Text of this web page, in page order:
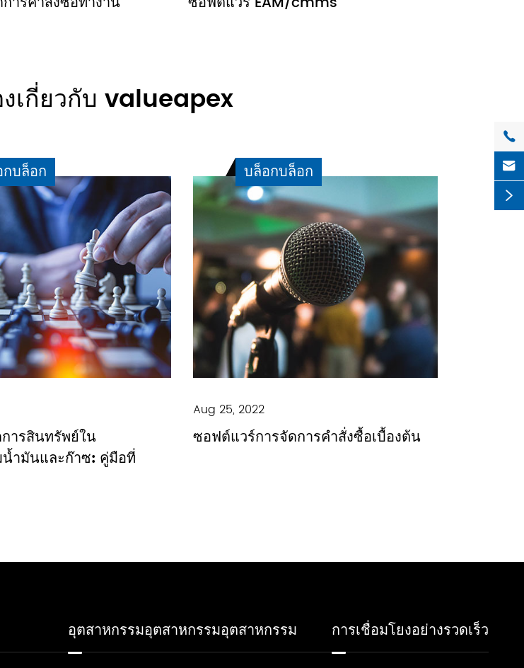
เกี่ยวกับ valueapex
บล็อก
ารสินทรัพย์ใน
ำมันและก๊าซ: คู่มือที่
บล็อกบล็อก
Aug 25, 2022
ซอฟต์แวร์การจัดการคำสั่งซื้อเบื้องต้น
อุตสาหกรรมอุตสาหกรรมอุตสาหกรรม การเชื่อมโยงอย่างรวดเร็ว


